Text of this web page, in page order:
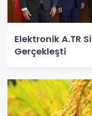
Elektronik A.TR
Gerçekleşti